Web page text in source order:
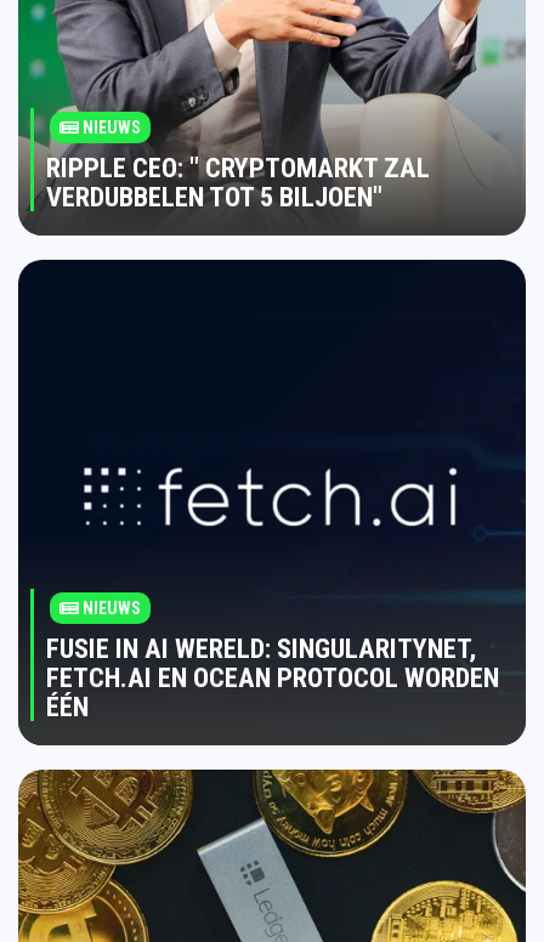
NIEUWS
RIPPLE CEO: " CRYPTOMARKT ZAL
VERDUBBELEN TOT 5 BILJOEN"
NIEUWS
FUSIE IN AI WERELD: SINGULARITYNET,
FETCH.AI EN OCEAN PROTOCOL WORDEN
ÉÉN